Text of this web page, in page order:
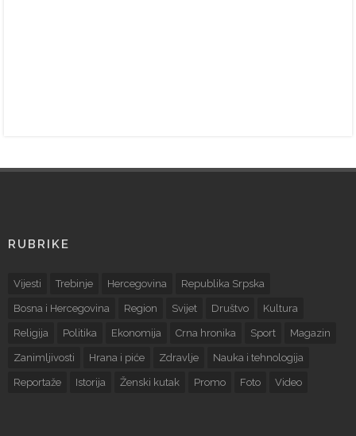
RUBRIKE
Vijesti Trebinje Hercegovina Republika Srpska
Bosna i Hercegovina Region Svijet Društvo Kultura
Religija Politika Ekonomija Crna hronika Sport Magazin
Zanimljivosti Hrana i piće Zdravlje Nauka i tehnologija
Reportaže Istorija Ženski kutak Promo Foto Video